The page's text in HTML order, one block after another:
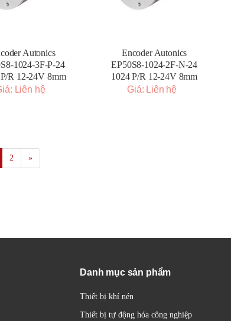
Autonics
1024-3F-P-24
R 12-24V 8mm
Liên hệ
Encoder Autonics
EP50S8-1024-2F-N-24
1024 P/R 12-24V 8mm
Giá: Liên hệ
2 »
Danh mục sản phẩm
Thiết bị khí nén
Thiết bị tự động hóa công nghiệp